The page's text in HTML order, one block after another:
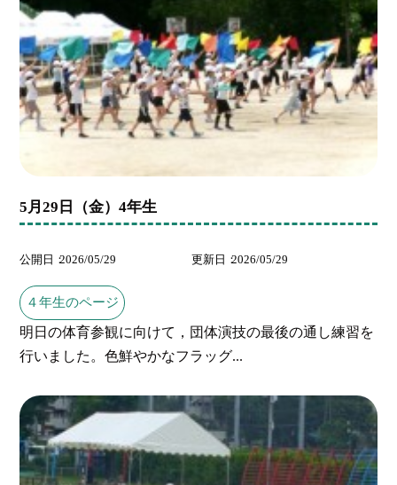
5月29日（金）4年生
公開日 2026/05/29 更新日 2026/05/29
４年生のページ
明日の体育参観に向けて，団体演技の最後の通し練習を
行いました。色鮮やかなフラッグ...